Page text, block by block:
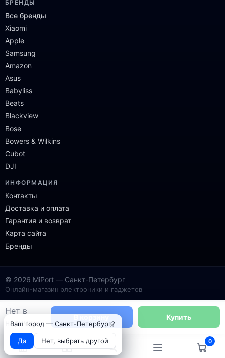
Нет в
наличии
В корзину Купить
БРЕНДЫ
Все бренды
Xiaomi
Apple
Samsung
Amazon
Asus
Babyliss
Beats
Blackview
Bose
Bowers & Wilkins
Cubot
DJI
ИНФОРМАЦИЯ
Контакты
Доставка и оплата
Гарантия и возврат
Карта сайта
Бренды
© 2026 MiPort — Санкт-Петербург
Онлайн-магазин электроники и гаджетов
0
Ваш город — Санкт-Петербург?
Да Нет, выбрать другой
×